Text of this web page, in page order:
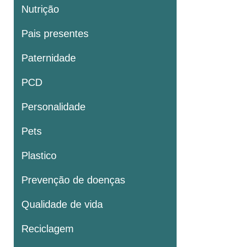
Nutrição
Pais presentes
Paternidade
PCD
Personalidade
Pets
Plastico
Prevenção de doenças
Qualidade de vida
Reciclagem